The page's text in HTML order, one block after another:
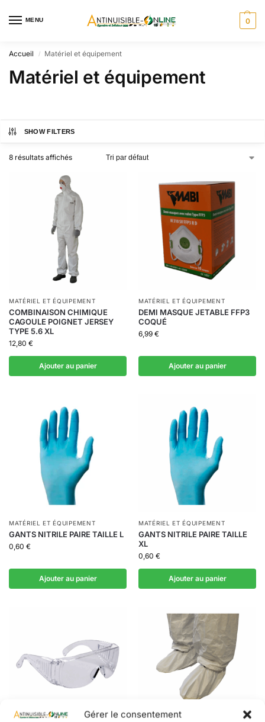
Gérer le consentement
MENU 0
Accueil / Matériel et équipement
Matériel et équipement
SHOW FILTERS
8 résultats affichés
MATÉRIEL ET ÉQUIPEMENT
COMBINAISON CHIMIQUE
CAGOULE POIGNET JERSEY
TYPE 5.6 XL
12,80 €
Ajouter au panier
MATÉRIEL ET ÉQUIPEMENT
DEMI MASQUE JETABLE FFP3
COQUÉ
6,99 €
Ajouter au panier
MATÉRIEL ET ÉQUIPEMENT
GANTS NITRILE PAIRE TAILLE L
0,60 €
Ajouter au panier
MATÉRIEL ET ÉQUIPEMENT
GANTS NITRILE PAIRE TAILLE
XL
0,60 €
Ajouter au panier